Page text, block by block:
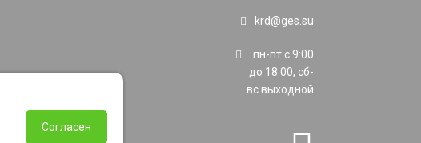
krd@ges.su
пн-пт с 9:00
до 18:00, сб-
вс выходной
Согласен